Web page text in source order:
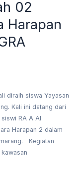
02
Harapan
diraih siswa Yayasan
Kali ini datang dari
RA A Al
Harapan 2 dalam
Kegiatan